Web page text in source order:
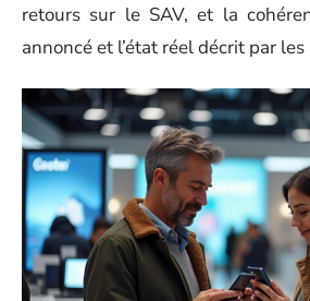
retours sur le SAV, et la
annoncé et l’état réel décrit par